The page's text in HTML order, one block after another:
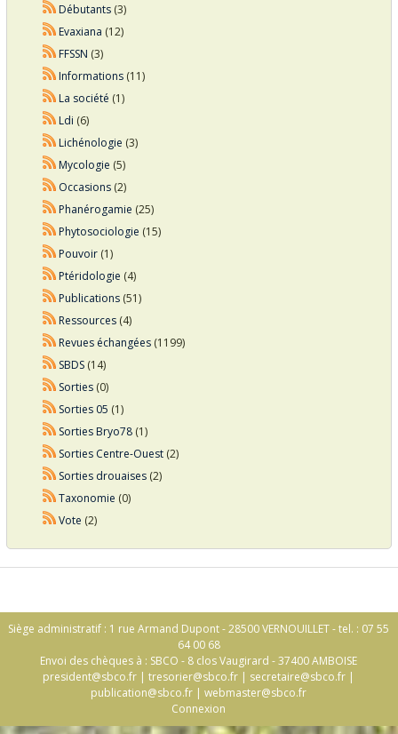
Débutants(3)
Evaxiana (12)
FFSSN (3)
Informations(11)
La société (1)
Ldi (6)
Lichénologie (3)
Mycologie (5)
Occasions(2)
Phanérogamie (25)
Phytosociologie (15)
Pouvoir(1)
Ptéridologie (4)
Publications(51)
Ressources(4)
Revues échangées(1199)
SBDS(14)
Sorties(0)
Sorties 05 (1)
Sorties Bryo78(1)
Sorties Centre-Ouest(2)
Sorties drouaises(2)
Taxonomie (0)
Vote (2)
Siège administratif : 1 rue Armand Dupont - 28500 VERNOUILLET - tel. : 07 55
64 00 68
Envoi des chèques à : SBCO - 8 clos Vaugirard - 37400 AMBOISE
president@sbco.fr |tresorier@sbco.fr | secretaire@sbco.fr |
publication@sbco.fr |webmaster@sbco.fr
Connexion